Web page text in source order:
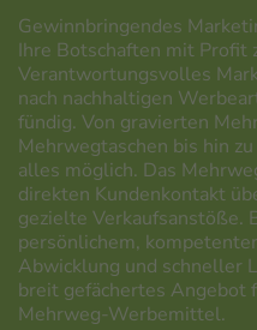
Gewinnbringendes
Ihre Botschaften mit Profit
Verantwortungsvolles
nach nachhaltigen
fündig. Von gravierten
Mehrwegtaschen bis hin
alles möglich. Das
direkten Kundenkontakt
gezielte Verkaufsanstöße.
persönlichem,
Abwicklung und schneller
breit gefächertes Angebot
Mehrweg-Werbemittel.